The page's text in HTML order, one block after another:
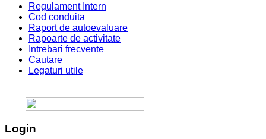
Regulament Intern
Cod conduita
Raport de autoevaluare
Rapoarte de activitate
Intrebari frecvente
Cautare
Legaturi utile
Login